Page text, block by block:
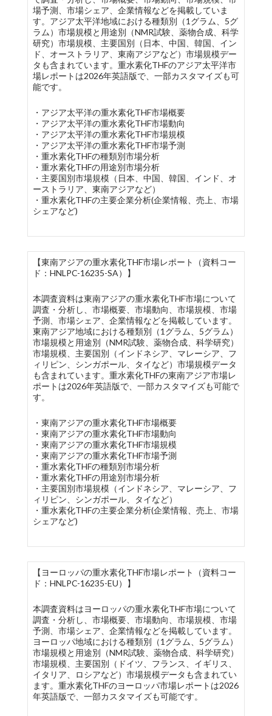
場予測、市場シェア、企業情報などを掲載していま
す。アジア太平洋地域における種類別（1グラム、5グ
ラム）市場規模と用途別（NMR試験、薬物合成、科学
研究）市場規模、主要国別（日本、中国、韓国、イン
ド、オーストラリア、東南アジアなど）市場規模デー
タも含まれています。重水素化THFのアジア太平洋市
場レポートは2026年英語版で、一部カスタマイズも可
能です。
・アジア太平洋の重水素化THF市場概要
・アジア太平洋の重水素化THF市場動向
・アジア太平洋の重水素化THF市場規模
・アジア太平洋の重水素化THF市場予測
・重水素化THFの種類別市場分析
・重水素化THFの用途別市場分析
・主要国別市場規模（日本、中国、韓国、インド、オ
ーストラリア、東南アジアなど）
・重水素化THFの主要企業分析(企業情報、売上、市場
シェアなど)
【東南アジアの重水素化THF市場レポート（資料コー
ド：HNLPC-16235-SA）】
本調査資料は東南アジアの重水素化THF市場について
調査・分析し、市場概要、市場動向、市場規模、市場
予測、市場シェア、企業情報などを掲載しています。
東南アジア地域における種類別（1グラム、5グラム）
市場規模と用途別（NMR試験、薬物合成、科学研究）
市場規模、主要国別（インドネシア、マレーシア、フ
ィリピン、シンガポール、タイなど）市場規模データ
も含まれています。重水素化THFの東南アジア市場レ
ポートは2026年英語版で、一部カスタマイズも可能で
す。
・東南アジアの重水素化THF市場概要
・東南アジアの重水素化THF市場動向
・東南アジアの重水素化THF市場規模
・東南アジアの重水素化THF市場予測
・重水素化THFの種類別市場分析
・重水素化THFの用途別市場分析
・主要国別市場規模（インドネシア、マレーシア、フ
ィリピン、シンガポール、タイなど）
・重水素化THFの主要企業分析(企業情報、売上、市場
シェアなど)
【ヨーロッパの重水素化THF市場レポート（資料コー
ド：HNLPC-16235-EU）】
本調査資料はヨーロッパの重水素化THF市場について
調査・分析し、市場概要、市場動向、市場規模、市場
予測、市場シェア、企業情報などを掲載しています。
ヨーロッパ地域における種類別（1グラム、5グラム）
市場規模と用途別（NMR試験、薬物合成、科学研究）
市場規模、主要国別（ドイツ、フランス、イギリス、
イタリア、ロシアなど）市場規模データも含まれてい
ます。重水素化THFのヨーロッパ市場レポートは2026
年英語版で、一部カスタマイズも可能です。